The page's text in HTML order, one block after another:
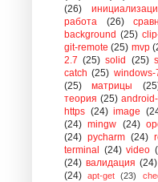
(26)
работа
(26)
background (25)
git-remote (25) mvp
2.7 (25) solid (25)
catch (25) windows-
(25)
матрицы
теория (25)
https (24) image
(24) mingw (24)
(24) pycharm (24)
terminal (24) video
(24) валидация (24)
(24) apt-get (23)